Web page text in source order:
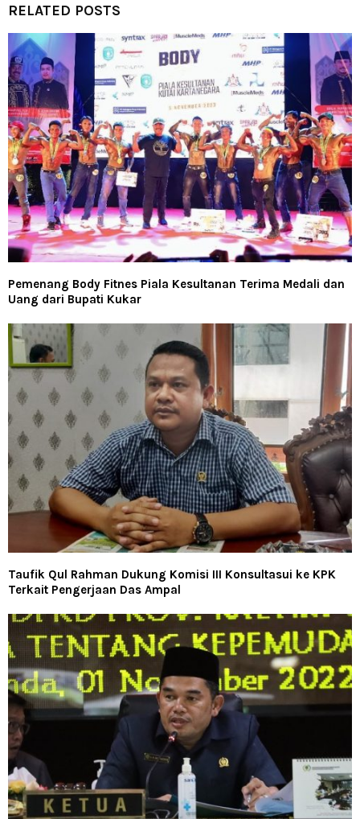
RELATED POSTS
Pemenang Body Fitnes Piala Kesultanan Terima Medali dan
Uang dari Bupati Kukar
Taufik Qul Rahman Dukung Komisi III Konsultasui ke KPK
Terkait Pengerjaan Das Ampal